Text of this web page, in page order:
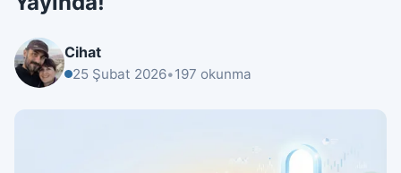
Cihat
25 Şubat 2026•197 okunma